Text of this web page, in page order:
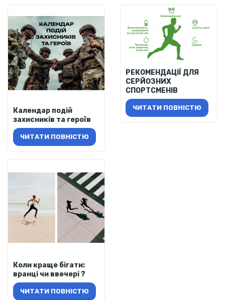
Календар подій
захисників та героїв
ЧИТАТИ ПОВНІСТЮ
РЕКОМЕНДАЦІЇ ДЛЯ
СЕРЙОЗНИХ
СПОРТСМЕНІВ
ЧИТАТИ ПОВНІСТЮ
Коли краще бігати:
вранці чи ввечері ?
ЧИТАТИ ПОВНІСТЮ